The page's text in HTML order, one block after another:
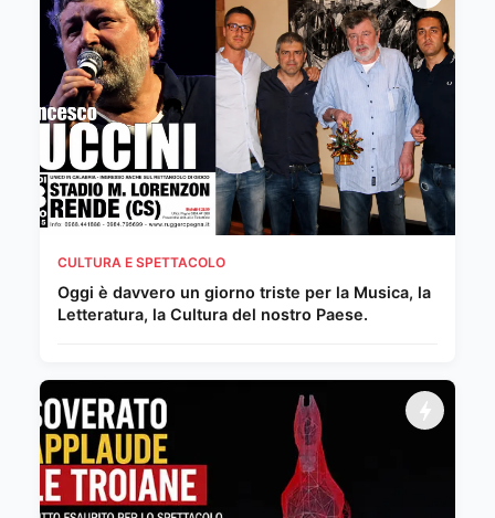
CULTURA E SPETTACOLO
Oggi è davvero un giorno triste per la Musica, la
Letteratura, la Cultura del nostro Paese.